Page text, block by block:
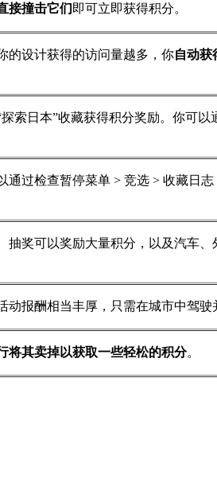
接撞击它们 即可立即获得积分。
的设计获得的访问量越多，你自动获
索日本”收藏获得积分奖励。你可
通过检查暂停菜单 > 竞选 > 收藏日
抽奖可以奖励大量积分，以及汽车
动报酬相当丰厚，只需在城市中驾驶
将其卖掉以获取一些轻松的积分。